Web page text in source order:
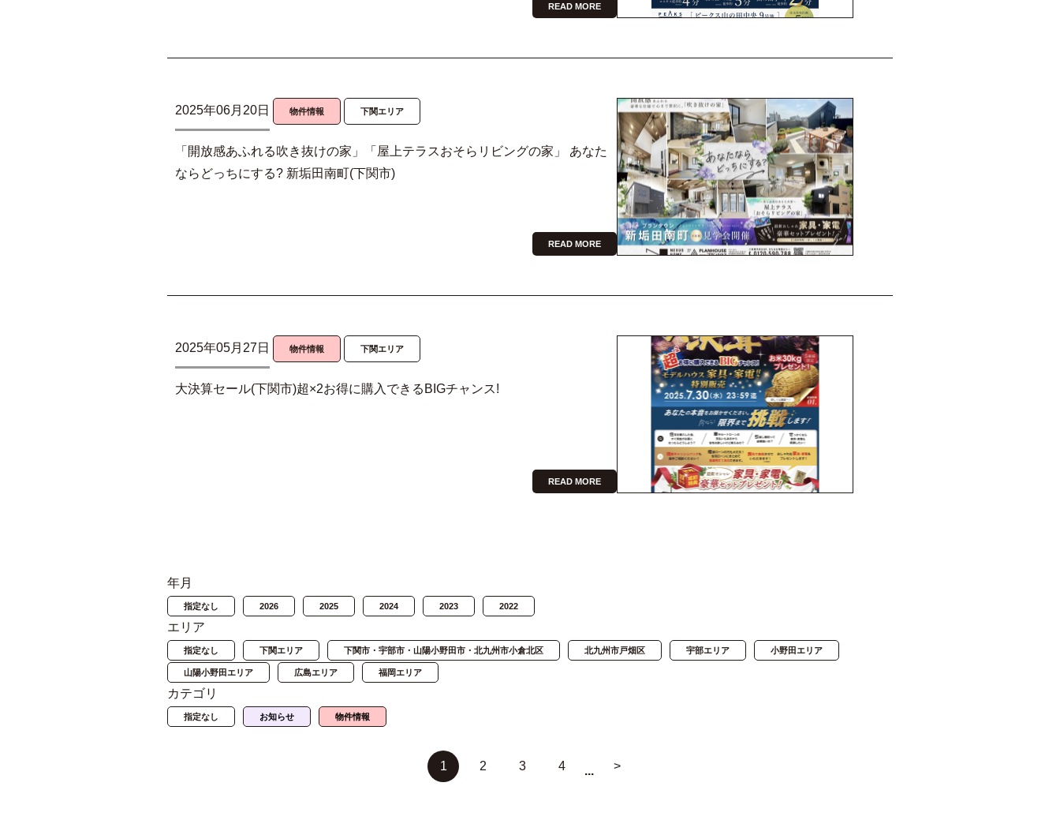
READ MORE
2025年06月20日 物件情報 下関エリア
「開放感あふれる吹き抜けの家」「屋上テラスおそらリビングの家」 あなた
ならどっちにする? 新垢田南町(下関市)
READ MORE
2025年05月27日 物件情報 下関エリア
大決算セール(下関市)超×2お得に購入できるBIGチャンス!
READ MORE
年月
指定なし 2026 2025 2024 2023 2022
エリア
指定なし 下関エリア 下関市・宇部市・山陽小野田市・北九州市小倉北区 北九州市戸畑区 宇部エリア 小野田エリア
山陽小野田エリア 広島エリア 福岡エリア
カテゴリ
指定なし お知らせ 物件情報
1 2 3 4 ... >